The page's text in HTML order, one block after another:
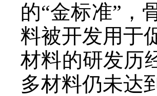
的“金标准”，
料被开发用于
材料的研发历
多材料仍未达